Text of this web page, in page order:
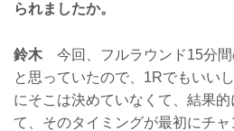
られましたか。
鈴木 今回、フルラウンド15分
と思っていたので、1Rでもいい
にそこは決めていなくて、結果
て、そのタイミングが最初にチ